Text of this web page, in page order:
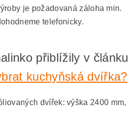
je požadovaná záloha min.
telefonicky.
přiblížily v článku
kuchyňská dvířka?
dvířek: výška 2400 mm,